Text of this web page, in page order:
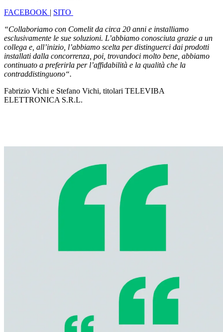
FACEBOOK | SITO
“Collaboriamo con Comelit da circa 20 anni e installiamo
esclusivamente le sue soluzioni. L’abbiamo conosciuta grazie a un
collega e, all’inizio, l’abbiamo scelta per distinguerci dai prodotti
installati dalla concorrenza, poi, trovandoci molto bene, abbiamo
continuato a preferirla per l’affidabilità e la qualità che la
contraddistinguono“.
Fabrizio Vichi e Stefano Vichi, titolari TELEVIBA
ELETTRONICA S.R.L.